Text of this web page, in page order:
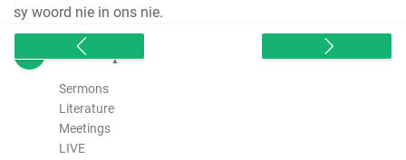
sy woord nie in ons nie.
sitemap
Sermons
Literature
Meetings
LIVE